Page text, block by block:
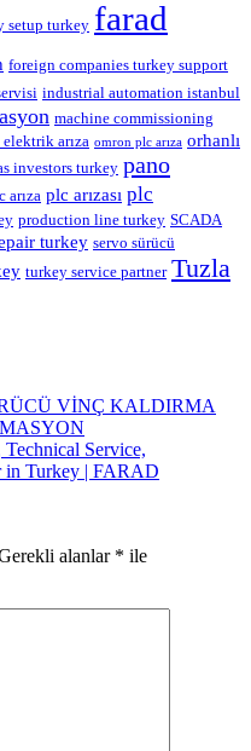
setup turkey farad
foreign companies turkey support
industrial automation istanbul
machine commissioning
arıza omron plc arıza orhanlı
investors turkey pano
arıza plc arızası plc
production line turkey SCADA
turkey servo sürücü
turkey service partner Tuzla
VİNÇ KALDIRMA
Service,
in Turkey | FARAD
alanlar * ile